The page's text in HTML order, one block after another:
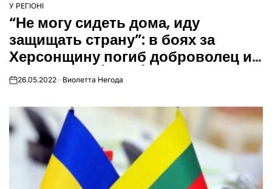
ОПУБЛІКУВАТИ
У
У РЕГІОНІ
“Не могу сидеть дома, иду
защищать страну”: в боях за
Херсонщину погиб доброволец из
Каменского (Фото)
on26.05.2022 Виолетта Негода